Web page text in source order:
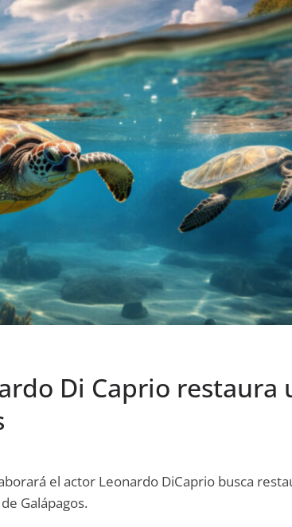
Di Caprio restaura
el actor Leonardo DiCaprio busca
Galápagos.